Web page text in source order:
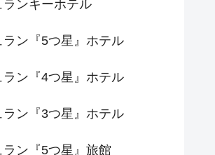
ランキーホテル
ラン『5つ星』ホテル
ラン『4つ星』ホテル
ラン『3つ星』ホテル
ラン『5つ星』旅館